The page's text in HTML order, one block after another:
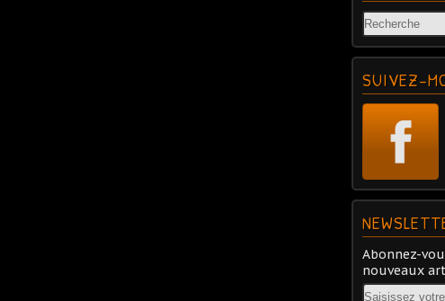
SUIVEZ-
Abonnez-
nouveaux
Email